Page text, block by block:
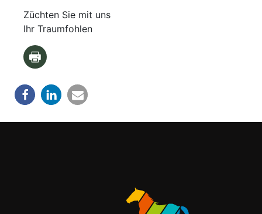
Züchten Sie mit uns
Ihr Traumfohlen